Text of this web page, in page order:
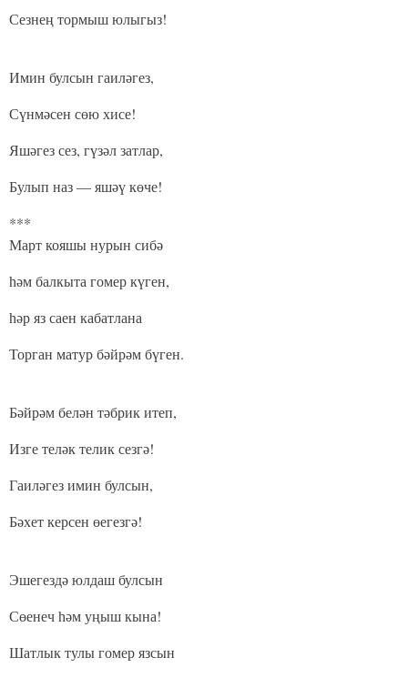
Сезнең тормыш юлыгыз!
Имин булсын гаиләгез,
Сүнмәсен сөю хисе!
Яшәгез сез, гүзәл затлар,
Булып наз — яшәү көче!
***
Март кояшы нурын сибә
һәм балкыта гомер күген,
һәр яз саен кабатлана
Торган матур бәйрәм бүген.
Бәйрәм белән тәбрик итеп,
Изге теләк телик сезгә!
Гаиләгез имин булсын,
Бәхет керсен өегезгә!
Эшегездә юлдаш булсын
Сөенеч һәм уңыш кына!
Шатлык тулы гомер язсын